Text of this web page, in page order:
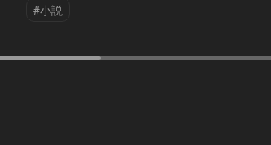
#小説